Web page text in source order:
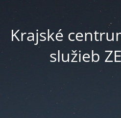
Krajské
služieb